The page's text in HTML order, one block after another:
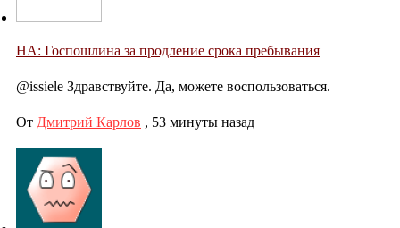
НА: Госпошлина за продление срока пребывания
@issiele Здравствуйте. Да, можете воспользоваться.
От Дмитрий Карлов , 53 минуты назад